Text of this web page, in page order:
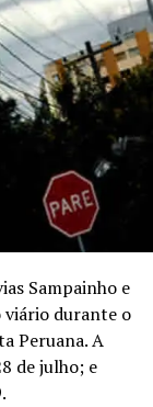
Sampainho e
viário durante o
Peruana. A
de julho; e